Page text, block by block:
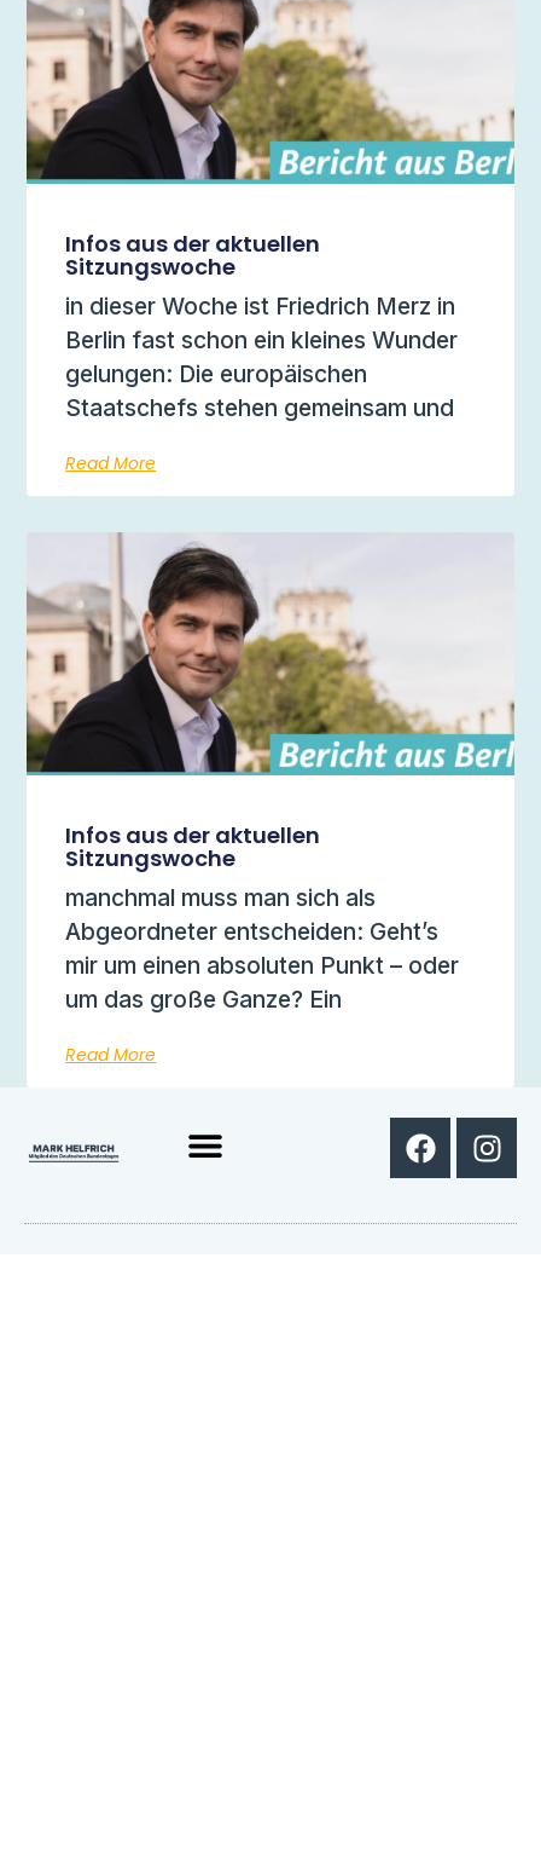
Infos aus der aktuellen
Sitzungswoche
in dieser Woche ist Friedrich Merz in
Berlin fast schon ein kleines Wunder
gelungen: Die europäischen
Staatschefs stehen gemeinsam und
Read More
Infos aus der aktuellen
Sitzungswoche
manchmal muss man sich als
Abgeordneter entscheiden: Geht’s
mir um einen absoluten Punkt – oder
um das große Ganze? Ein
Read More